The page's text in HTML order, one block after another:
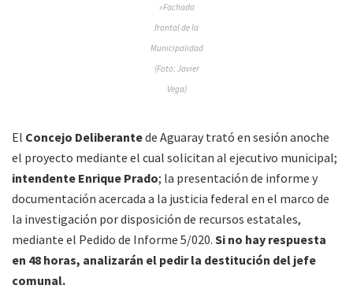
»Fachada
frontal de la
Municipalidad
(Foto: Javier
Vega)
El Concejo Deliberantede Aguaray trató en sesión anoche
el proyecto mediante el cual solicitan al ejecutivo municipal;
intendente Enrique Prado; la presentación de informe y
documentación acercada a la justicia federal en el marco de
la investigación por disposición de recursos estatales,
mediante el Pedido de Informe 5/020. Si no hay respuesta
en 48 horas, analizarán el pedir la destitución del jefe
comunal.